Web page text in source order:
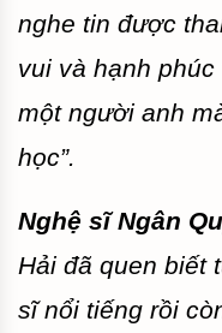
nghe tin được
vui và hạnh
một người anh
học”.
Nghệ sĩ Ngân
Hải đã quen biết
sĩ nổi tiếng rồi